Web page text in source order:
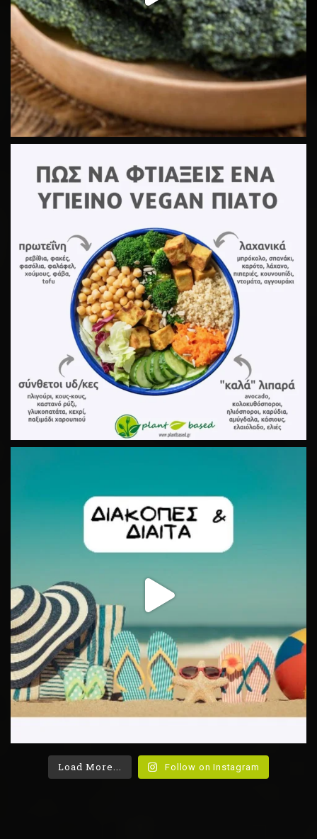
Load More... Follow on Instagram